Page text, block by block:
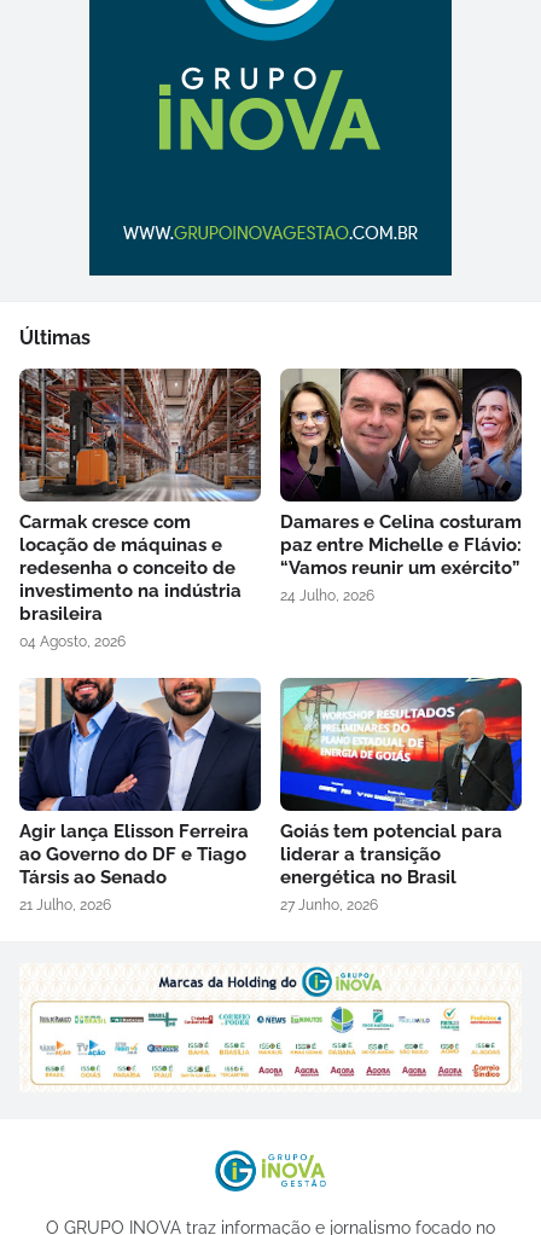
Últimas
Carmak cresce com
locação de máquinas e
redesenha o conceito de
investimento na indústria
brasileira
04 Agosto, 2026
Damares e Celina costuram
paz entre Michelle e Flávio:
“Vamos reunir um exército”
24 Julho, 2026
Agir lança Elisson Ferreira
ao Governo do DF e Tiago
Társis ao Senado
21 Julho, 2026
Goiás tem potencial para
liderar a transição
energética no Brasil
27 Junho, 2026
O GRUPO INOVA traz informação e jornalismo focado no